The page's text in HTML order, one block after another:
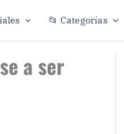
📂 Categorías
a ser